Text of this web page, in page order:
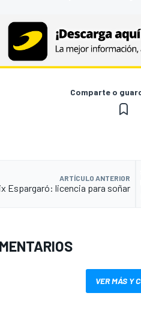
Comparte o
ARTÍCULO ANTERIOR
Espargaró: licencia para soñar
VER MÁS Y